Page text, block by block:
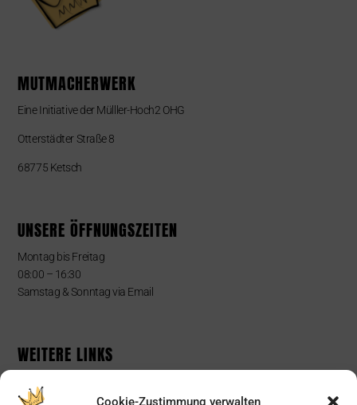
Cookie-Zustimmung verwalten
MUTMACHERWERK
Eine Initiative der Mülller-Hoch2 OHG
Otterstädter Straße 8
68775 Ketsch
UNSERE ÖFFNUNGSZEITEN
Montag bis Freitag
08:00 – 16:30
Samstag & Sonntag via Email
WEITERE LINKS
Datenschutzerklärung